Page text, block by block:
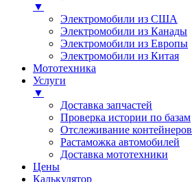
▼
Электромобили из США
Электромобили из Канады
Электромобили из Европы
Электромобили из Китая
Мототехника
Услуги
▼
Доставка запчастей
Проверка истории по базам
Отслеживание контейнеров
Растаможка автомобилей
Доставка мототехники
Цены
Калькулятор